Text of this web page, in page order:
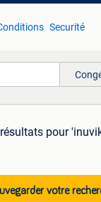
Securité
pour
votre